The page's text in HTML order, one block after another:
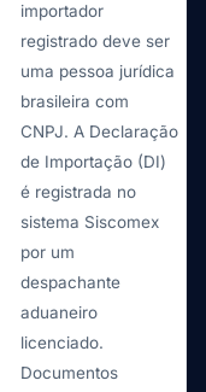
típico
típico
importador
registrado deve ser
uma pessoa jurídica
brasileira com
CNPJ. A Declaração
de Importação (DI)
é registrada no
sistema Siscomex
por um
despachante
aduaneiro
licenciado.
Documentos